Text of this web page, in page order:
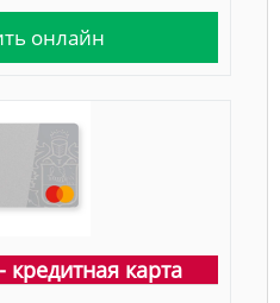
онлайн
карта